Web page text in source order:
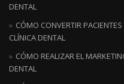
DENTAL
CÓMO CONVERTIR
CLÍNICA DENTAL
CÓMO REALIZAR EL
DENTAL